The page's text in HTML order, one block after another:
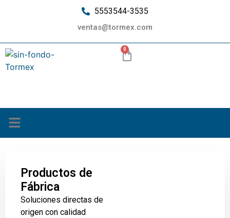
5553544-3535
ventas@tormex.com
0
Productos de
Fábrica
Soluciones directas de
origen con calidad